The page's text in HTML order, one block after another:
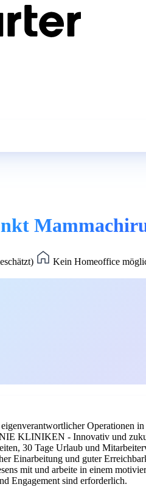
Kein Homeoffice
Operationen
KLINIKEN - Innovativ und
30 Tage Urlaub und
Einarbeitung und guter
mit und arbeite in einem
Engagement sind erforderlich.